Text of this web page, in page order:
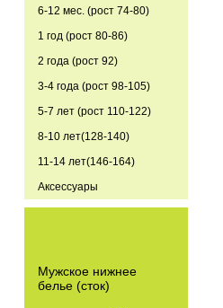
6-12 мес. (рост 74-80)
1 год (рост 80-86)
2 года (рост 92)
3-4 года (рост 98-105)
5-7 лет (рост 110-122)
8-10 лет(128-140)
11-14 лет(146-164)
Аксессуары
Мужское нижнее
белье (сток)